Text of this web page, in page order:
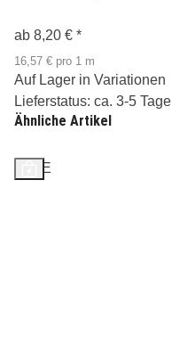
ab 8,20 € *
16,57 € pro 1 m
Auf Lager in Variationen
Lieferstatus: ca. 3-5 Tage
Ähnliche Artikel
SALE